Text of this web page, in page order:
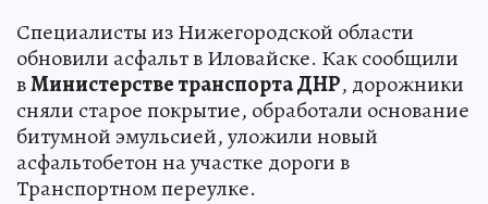
Специалисты из Нижегородской области
обновили асфальт в Иловайске. Как сообщили
вМинистерстве транспорта ДНР, дорожники
сняли старое покрытие, обработали основание
битумной эмульсией, уложили новый
асфальтобетон на участке дороги в
Транспортном переулке.